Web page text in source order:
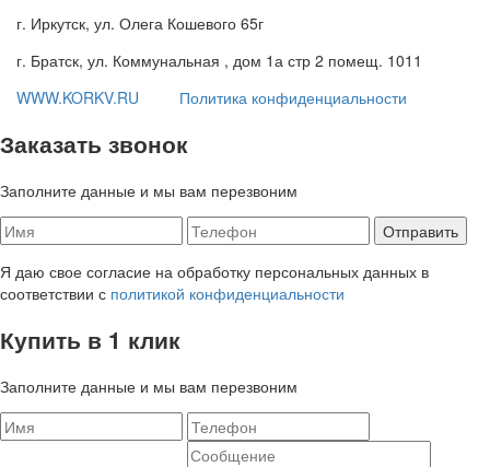
г. Иркутск, ул. Олега Кошевого 65г
г. Братск, ул. Коммунальная , дом 1а стр 2 помещ. 1011
WWW.KORKV.RU
Политика конфиденциальности
Заказать звонок
Заполните данные и мы вам перезвоним
Я даю свое согласие на обработку персональных данных в
соответствии с политикой конфиденциальности
Купить в 1 клик
Заполните данные и мы вам перезвоним